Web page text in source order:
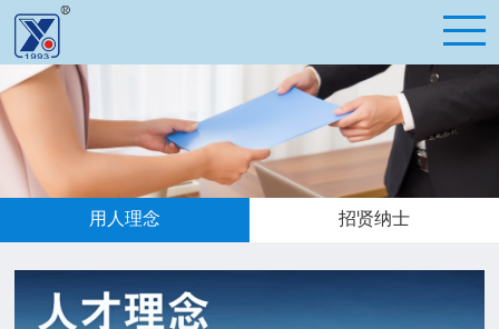
用人理念 招贤纳士